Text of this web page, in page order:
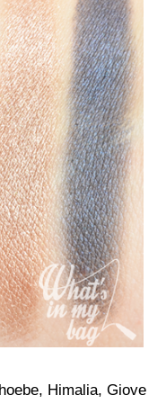
Himalia, Giove